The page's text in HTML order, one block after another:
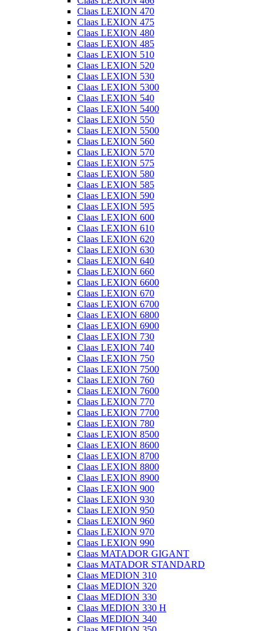
Claas LEXION 470
Claas LEXION 475
Claas LEXION 480
Claas LEXION 485
Claas LEXION 510
Claas LEXION 520
Claas LEXION 530
Claas LEXION 5300
Claas LEXION 540
Claas LEXION 5400
Claas LEXION 550
Claas LEXION 5500
Claas LEXION 560
Claas LEXION 570
Claas LEXION 575
Claas LEXION 580
Claas LEXION 585
Claas LEXION 590
Claas LEXION 595
Claas LEXION 600
Claas LEXION 610
Claas LEXION 620
Claas LEXION 630
Claas LEXION 640
Claas LEXION 660
Claas LEXION 6600
Claas LEXION 670
Claas LEXION 6700
Claas LEXION 6800
Claas LEXION 6900
Claas LEXION 730
Claas LEXION 740
Claas LEXION 750
Claas LEXION 7500
Claas LEXION 760
Claas LEXION 7600
Claas LEXION 770
Claas LEXION 7700
Claas LEXION 780
Claas LEXION 8500
Claas LEXION 8600
Claas LEXION 8700
Claas LEXION 8800
Claas LEXION 8900
Claas LEXION 900
Claas LEXION 930
Claas LEXION 950
Claas LEXION 960
Claas LEXION 970
Claas LEXION 990
Claas MATADOR GIGANT
Claas MATADOR STANDARD
Claas MEDION 310
Claas MEDION 320
Claas MEDION 330
Claas MEDION 330 H
Claas MEDION 340